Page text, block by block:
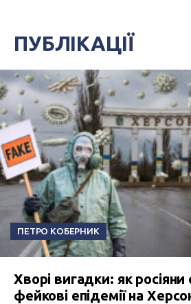
ПУБЛІКАЦІЇ
ПЕТРО КОБЕРНИК
Хворі вигадки: як
фейкові епідемії на